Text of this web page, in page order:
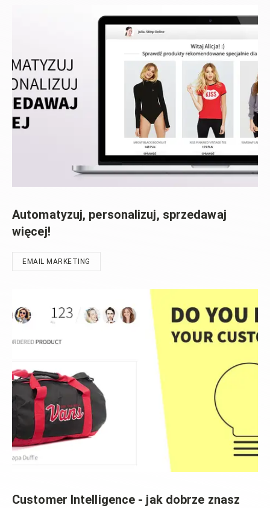
Automatyzuj, personalizuj, sprzedawaj
więcej!
EMAIL MARKETING
Customer Intelligence - jak dobrze znasz